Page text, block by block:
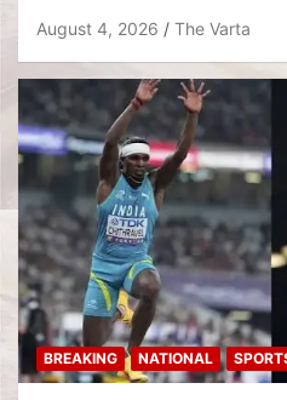
August 4, 2026 The Varta
BREAKING NATIONAL